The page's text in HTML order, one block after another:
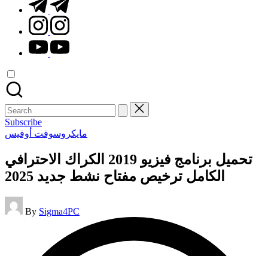
instagram.com
youtube.com
Search
for:
Subscribe
Posted
مايكروسوفت أوفيس
تحميل برنامج فيزيو 2019 الكراك الاحترافي
الكامل ترخيص مفتاح نشط جديد 2025
Posted
by
By Sigma4PC